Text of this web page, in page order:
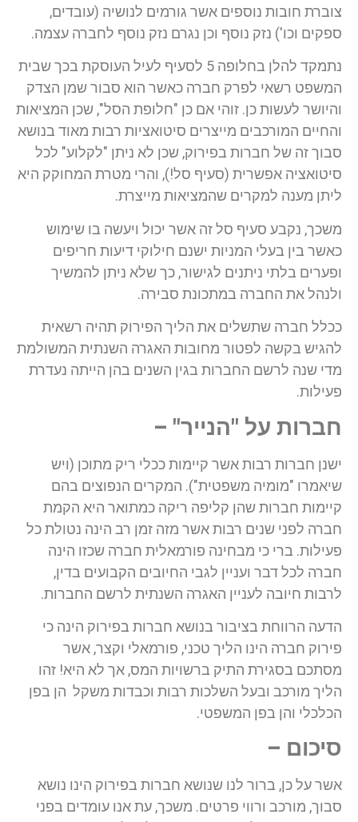
צוברת חובות נוספים אשר גורמים לנושיה (עובדים,
ספקים וכו') נזק נוסף וכן נגרם נזק נוסף לחברה עצמה.
נתמקד להלן בחלופה 5 לסעיף לעיל העוסקת בכך שבית
המשפט רשאי לפרק חברה כאשר הוא סבור שמן הצדק
והיושר לעשות כן. זוהי אם כן "חלופת הסל", שכן המציאות
והחיים המורכבים מייצרים סיטואציות רבות מאוד בנושא
סבוך זה של חברות בפירוק, שכן לא ניתן "לקלוע" לכל
סיטואציה אפשרית (סעיף סל!), והרי מטרת המחוקק היא
ליתן מענה למקרים שהמציאות מייצרת.
משכך, נקבע סעיף סל זה אשר יכול ויעשה בו שימוש
כאשר בין בעלי המניות ישנם חילוקי דיעות חריפים
ופערים בלתי ניתנים לגישור, כך שלא ניתן להמשיך
ולנהל את החברה במתכונת סבירה.
ככלל חברה שתשלים את הליך הפירוק תהיה רשאית
להגיש בקשה לפטור מחובות האגרה השנתית המשולמת
מדי שנה לרשם החברות בגין השנים בהן הייתה נעדרת
פעילות.
חברות על "הנייר" –
ישנן חברות רבות אשר קיימות ככלי ריק מתוכן (ויש
שיאמרו "מומיה משפטית"). המקרים הנפוצים בהם
קיימות חברות שהן קליפה ריקה כמתואר היא הקמת
חברה לפני שנים רבות אשר מזה זמן רב הינה נטולת כל
פעילות. ברי כי מבחינה פורמאלית חברה שכזו הינה
חברה לכל דבר ועניין לגבי החיובים הקבועים בדין,
לרבות חיובה לעניין האגרה השנתית לרשם החברות.
הדעה הרווחת בציבור בנושא חברות בפירוק הינה כי
פירוק חברה הינו הליך טכני, פורמאלי וקצר, אשר
מסתכם בסגירת התיק ברשויות המס, אך לא היא! זהו
הליך מורכב ובעל השלכות רבות וכבדות משקל הן בפן
הכלכלי והן בפן המשפטי.
סיכום –
אשר על כן, ברור לנו שנושא חברות בפירוק הינו נושא
סבוך, מורכב ורווי פרטים. משכך, עת אנו עומדים בפני